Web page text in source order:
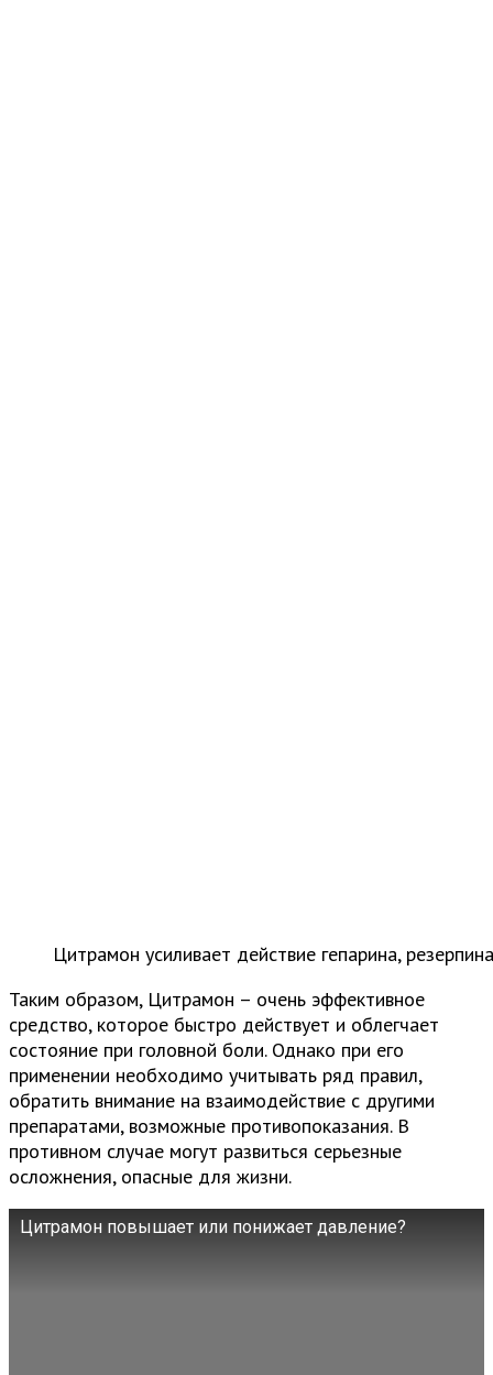
Цитрамон усиливает действие гепарина,
Таким образом, Цитрамон – очень эффективное
средство, которое быстро действует и облегчает
состояние при головной боли. Однако при его
применении необходимо учитывать ряд правил,
обратить внимание на взаимодействие с другими
препаратами, возможные противопоказания. В
противном случае могут развиться серьезные
осложнения, опасные для жизни.
Цитрамон повышает или понижает давление?